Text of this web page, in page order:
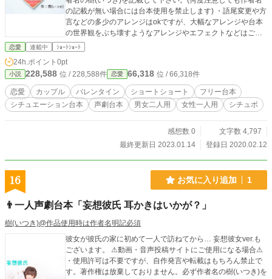
の記載が無い場合には台本使用を禁止します) ・語尾変更や方
言などの多少のアレンジはokですが、大幅なアレンジや台本
の世界観をぶち壊すようなアレンジやエフェクトなどはご遠
慮願います。 ※こちらの作品は男女入れ替えNGとなります
注意点】をご覧下さい
恋愛 連載中 ｼｮｰﾄｼｮｰﾄ
24h.ポイント 0pt
小説 228,588 位 / 228,588件 恋愛 66,318 位 / 66,318件
恋愛 カップル バレンタイン ショートショート
フリー台本
シチュエーション台本
声劇台本 男女二人用 女性一人用 シチュボ
感想数 0
文字数 4,797
最終更新日 2023.01.14
登録日 2020.02.12
16 お気に入り追加 1
👨一人声劇台本「妄想彼氏 耳かきはいかが？」
樹(いつき)@作品使用時は作者名明記必須
彼女が彼氏の家に初めて一人で訪ねてから… 妄想彼女ver.も
ございます。 ⚠動画・音声投稿サイトにご使用になる場合⚠
・使用許可は不要ですが、自作発言や転載はもちろん禁止で
す。著作権は放棄しておりません。必ず作者名の樹(いつき)を